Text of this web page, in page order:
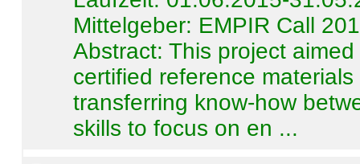
Mittelgeber: EMPIR Call
Abstract:This project
certified reference
transferring know-how
skills to focus on en ...